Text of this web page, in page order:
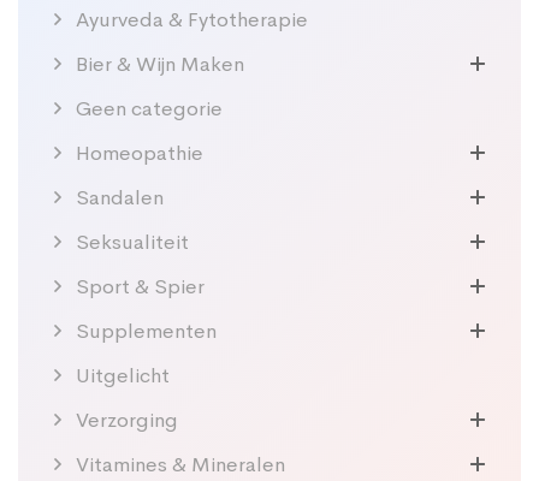
Ayurveda & Fytotherapie
Bier & Wijn Maken
Geen categorie
Homeopathie
Sandalen
Seksualiteit
Sport & Spier
Supplementen
Uitgelicht
Verzorging
Vitamines & Mineralen